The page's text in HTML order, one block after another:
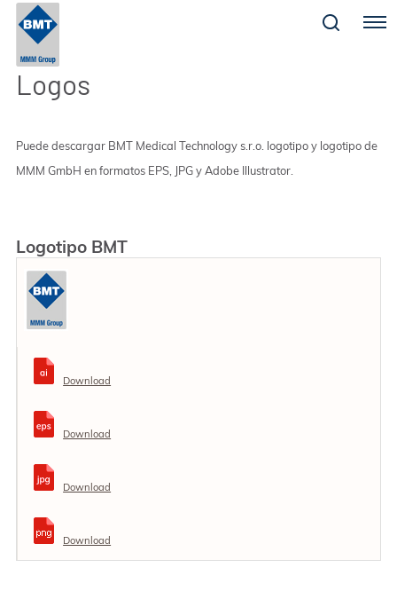
Menu
Logos
Puede descargar BMT Medical Technology s.r.o. logotipo y logotipo de
MMM GmbH en formatos EPS, JPG y Adobe Illustrator.
Logotipo BMT
Download
Download
Download
Download